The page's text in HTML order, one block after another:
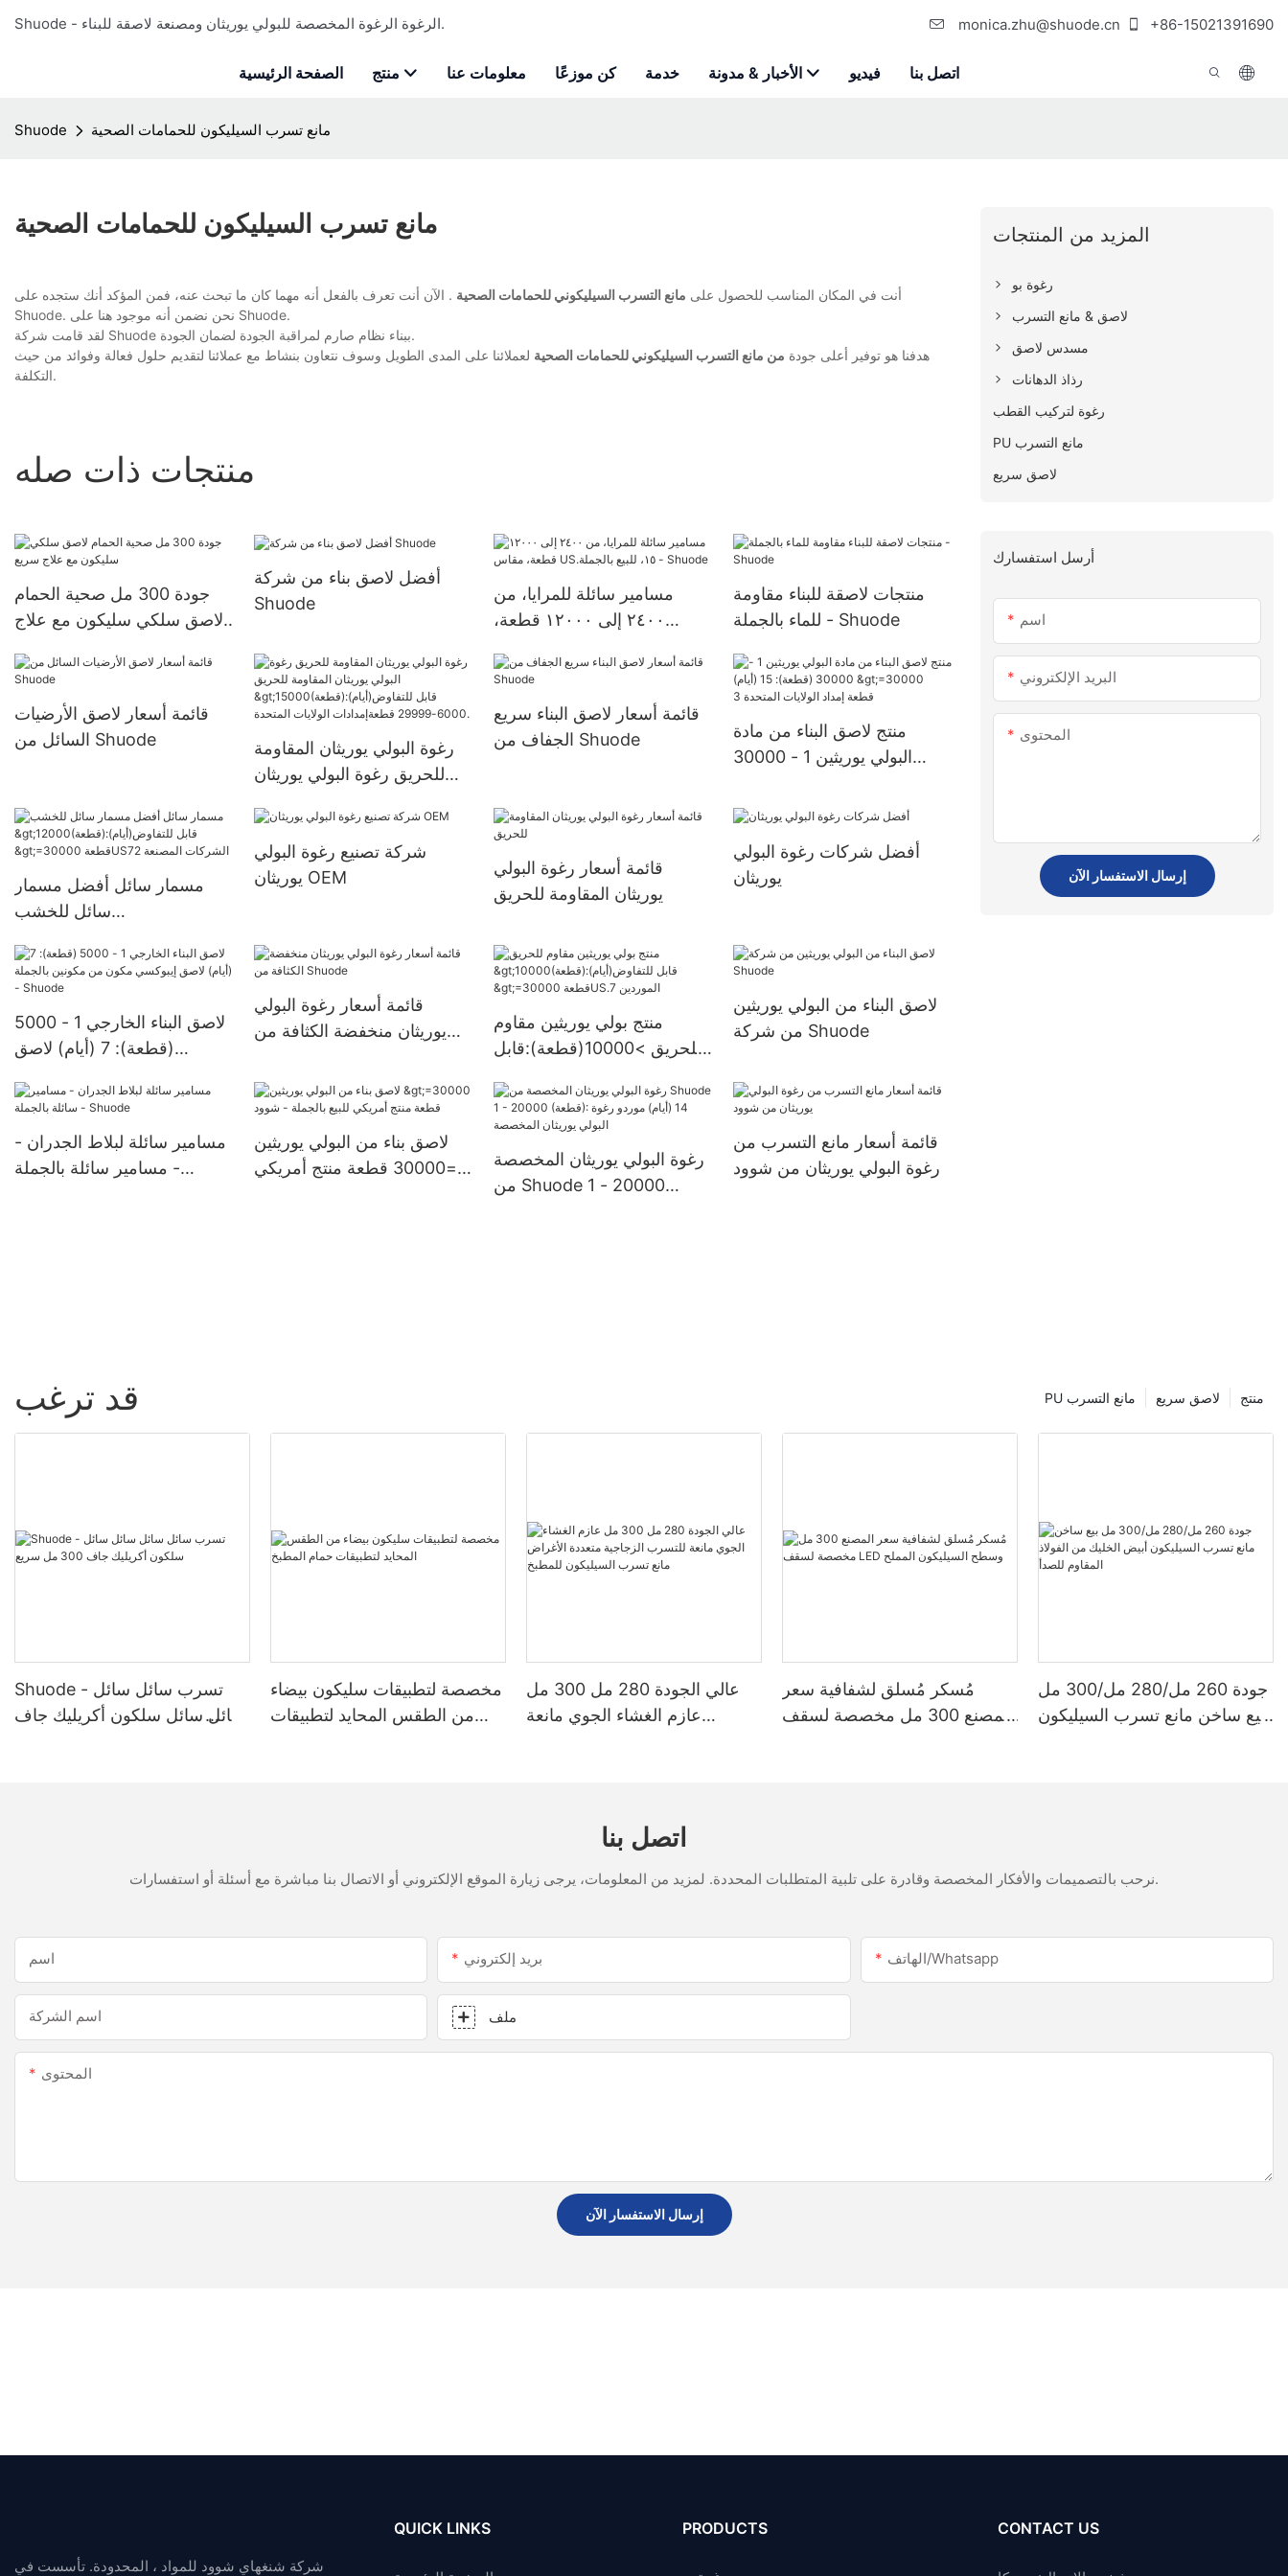
Shuode - الرغوة الرغوة المخصصة للبولي يوريثان ومصنعة لاصقة للبناء. monica.zhu@shuode.cn +86-15021391690
الصفحة الرئيسية منتج معلومات عنا كن موزعًا خدمة الأخبار & مدونة فيديو اتصل بنا
Shuode مانع تسرب السيليكون للحمامات الصحية
مانع تسرب السيليكون للحمامات الصحية
أنت في المكان المناسب للحصول على مانع التسرب السيليكوني للحمامات الصحية . الآن أنت تعرف بالفعل أنه مهما كان ما تبحث عنه، فمن المؤكد أنك ستجده على
Shuode. نحن نضمن أنه موجود هنا على Shuode.
لقد قامت شركة Shuode ببناء نظام صارم لمراقبة الجودة لضمان الجودة.
هدفنا هو توفير أعلى جودة من مانع التسرب السيليكوني للحمامات الصحية لعملائنا على المدى الطويل وسوف نتعاون بنشاط مع عملائنا لتقديم حلول فعالة وفوائد من حيث
التكلفة.
منتجات ذات صله
جودة 300 مل صحية الحمام
لاصق سلكي سليكون مع علاج
أفضل لاصق بناء من شركة
Shuode
مسامير سائلة للمرايا، من
٢٤٠٠ إلى ١٢٠٠٠ قطعة،
Shuode
منتجات لاصقة للبناء مقاومة
للماء بالجملة - Shuode
قائمة أسعار لاصق الأرضيات
السائل من Shuode
رغوة البولي يوريثان المقاومة
للحريق رغوة البولي يوريثان
>15000(قطعة):قابل
للتفاوض(أيام) 6000-29999
قائمة أسعار لاصق البناء سريع
الجفاف من Shuode
منتج لاصق البناء من مادة
البولي يوريثين 1 - 30000
قطعة إمداد الولايات المتحدة 3
مسمار سائل أفضل مسمار
سائل للخشب
للتفاوض(أيام) >=30000
شركة تصنيع رغوة البولي
يوريثان OEM
قائمة أسعار رغوة البولي
يوريثان المقاومة للحريق
أفضل شركات رغوة البولي
يوريثان
لاصق البناء الخارجي 1 - 5000
(قطعة): 7 (أيام) لاصق
بالجملة - Shuode
قائمة أسعار رغوة البولي
يوريثان منخفضة الكثافة من
منتج بولي يوريثين مقاوم
للحريق >10000(قطعة):قابل
قطعةUS.7 الموردين
لاصق البناء من البولي يوريثين
من شركة Shuode
مسامير سائلة لبلاط الجدران -
مسامير سائلة بالجملة -
لاصق بناء من البولي يوريثين
>=30000 قطعة منتج أمريكي
رغوة البولي يوريثان المخصصة
من Shuode 1 - 20000
قائمة أسعار مانع التسرب من
رغوة البولي يوريثان من شوود
المزيد من المنتجات
رغوة بو
لاصق & مانع التسرب
مسدس لاصق
رذاذ الدهانات
رغوة لتركيب القطب
PU مانع التسرب
لاصق سريع
أرسل استفسارك
اسم
البريد الإلكتروني
المحتوى
إرسال الاستفسار الآن
قد ترغب منتج لاصق سريع PU مانع التسرب
Shuode - تسرب سائل سائل
سائل سائل سلكون أكريليك جاف
مخصصة لتطبيقات سليكون بيضاء
من الطقس المحايد لتطبيقات
عالي الجودة 280 مل 300 مل
عازم الغشاء الجوي مانعة
مُسكر مُسلق لشفافية سعر
المصنع 300 مل مخصصة لسقف
جودة 260 مل/280 مل/300 مل
بيع ساخن مانع تسرب السيليكون
اتصل بنا
نرحب بالتصميمات والأفكار المخصصة وقادرة على تلبية المتطلبات المحددة. لمزيد من المعلومات، يرجى زيارة الموقع الإلكتروني أو الاتصال بنا مباشرة مع أسئلة أو استفسارات.
اسم بريد إلكتروني الهاتف/whatsapp
اسم الشركة ملف
المحتوى
إرسال الاستفسار الآن
شركة شنغهاي شوود للمواد ، المحدودة. تأسست في
QUICK LINKS PRODUCTS CONTACT US